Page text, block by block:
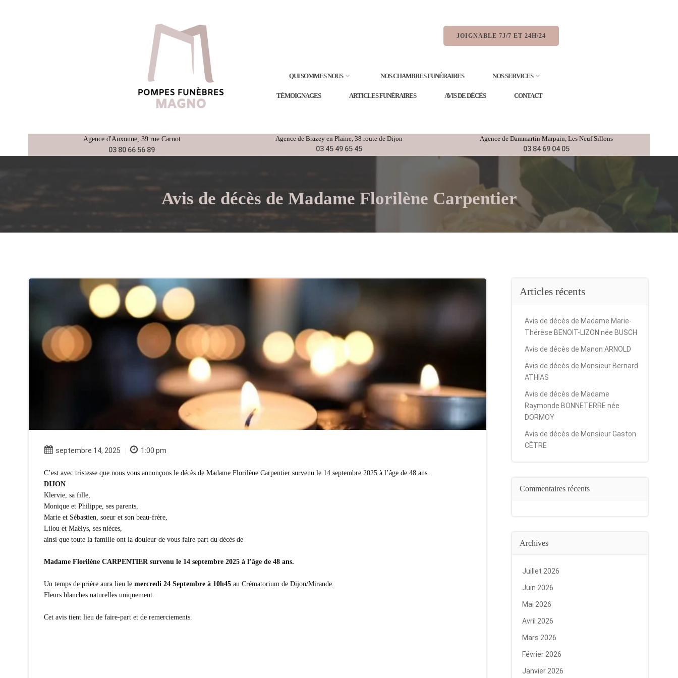
JOIGNABLE 7J/7 ET 24H/24
QUI SOMMES NOUS NOS CHAMBRES FUNÉRAIRES NOS SERVICES
TÉMOIGNAGES ARTICLES FUNÉRAIRES AVIS DE DÉCÈS CONTACT
Agence d'Auxonne, 39 rue Carnot
03 80 66 56 89
Agence de Brazey en Plaine, 38 route de Dijon
03 45 49 65 45
Agence de Dammartin Marpain, Les Neuf Sillons
03 84 69 04 05
Avis de décès de Madame Florilène Carpentier
septembre 14, 2025 1:00 pm
C’est avec tristesse que nous vous annonçons le décès de Madame Florilène Carpentier survenu le 14 septembre 2025 à l’âge de 48 ans.
DIJON
Klervie, sa fille,
Monique et Philippe, ses parents,
Marie et Sébastien, soeur et son beau-frère,
Lilou et Maëlys, ses nièces,
ainsi que toute la famille ont la douleur de vous faire part du décès de
Madame Florilène CARPENTIER survenu le 14 septembre 2025 à l’âge de 48 ans.
Un temps de prière aura lieu le mercredi 24 Septembre à 10h45 au Crématorium de Dijon/Mirande.
Fleurs blanches naturelles uniquement.
Cet avis tient lieu de faire-part et de remerciements.
Articles récents
Avis de décès de Madame Marie-
Thérèse BENOIT-LIZON née BUSCH
Avis de décès de Manon ARNOLD
Avis de décès de Monsieur Bernard
ATHIAS
Avis de décès de Madame
Raymonde BONNETERRE née
DORMOY
Avis de décès de Monsieur Gaston
CÊTRE
Commentaires récents
Archives
Juillet 2026
Juin 2026
Mai 2026
Avril 2026
Mars 2026
Février 2026
Janvier 2026